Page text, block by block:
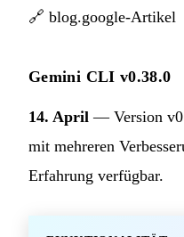
🔗 blog.google-Artikel
Gemini CLI v0.38.0
14. April — Version
mit mehreren
Erfahrung verfügbar.